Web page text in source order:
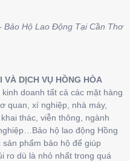
Bảo Hộ Lao Động Tại Cần Thơ
DỊCH VỤ HỒNG HÒA
doanh tất cả các mặt hàng
quan, xí nghiệp, nhà máy,
thác, viễn thông, ngành
hộ lao động Hồng
phẩm bảo hộ để giúp
ro dù là nhỏ nhất trong quá